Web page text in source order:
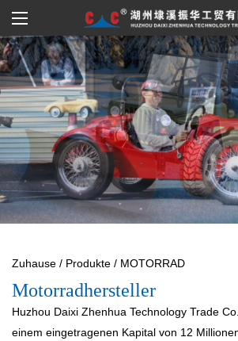
Zuhause / Produkte / MOTORRAD
Motorradhersteller
Huzhou Daixi Zhenhua Technology Trade
einem eingetragenen Kapital von 12